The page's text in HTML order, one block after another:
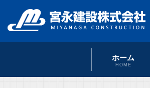
ホーム
HOME